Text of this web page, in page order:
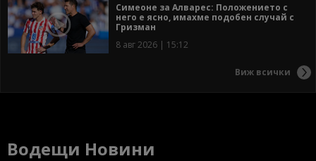
Симеоне за Алварес: Положението с
него е ясно, имахме подобен случай с
Гризман
8 авг 2026 | 15:12
Виж всички
Водещи Новини